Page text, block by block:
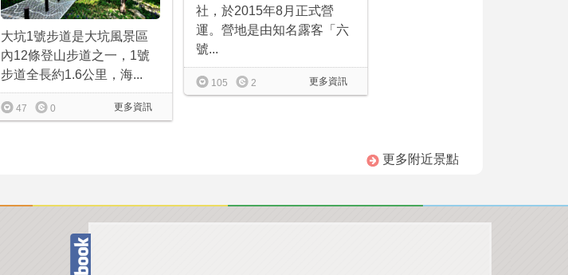
大坑1號步道是大坑風景區
內12條登山步道之一，1號
步道全長約1.6公里，海...
更多資訊
47 0
社，於2015年8月正式營
運。營地是由知名露客「六
號...
更多資訊
105 2
更多附近景點